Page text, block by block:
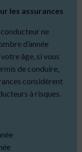
les assurances
ne
d’année
âge, si vous
de conduire,
considèrent
à risques.